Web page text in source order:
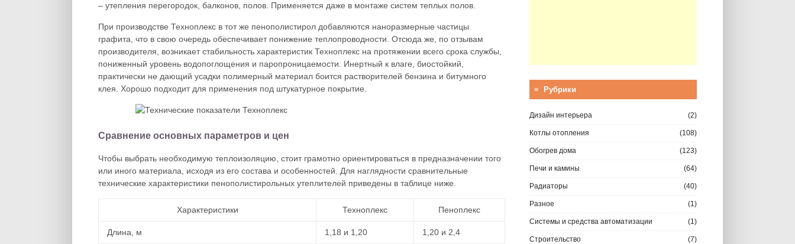
– утепления перегородок, балконов, полов. Применяется даже в монтаже систем теплых полов.
При производстве Техноплекс в тот же пенополистирол добавляются наноразмерные частицы
графита, что в свою очередь обеспечивает понижение теплопроводности. Отсюда же, по отзывам
производителя, возникает стабильность характеристик Техноплекс на протяжении всего срока службы,
пониженный уровень водопоглощения и паропроницаемости. Инертный к влаге, биостойкий,
практически не дающий усадки полимерный материал боится растворителей бензина и битумного
клея. Хорошо подходит для применения под штукатурное покрытие.
Сравнение основных параметров и цен
Чтобы выбрать необходимую теплоизоляцию, стоит грамотно ориентироваться в предназначении того
или иного материала, исходя из его состава и особенностей. Для наглядности сравнительные
технические характеристики пенополистирольных утеплителей приведены в таблице ниже.
Характеристики Техноплекс Пеноплекс
Длина, м 1,18 и 1,20 1,20 и 2,4
≡ Рубрики
Дизайн интерьера (2)
Котлы отопления (108)
Обогрев дома (123)
Печи и камины (64)
Радиаторы (40)
Разное (1)
Системы и средства автоматизации (1)
Строительство (7)